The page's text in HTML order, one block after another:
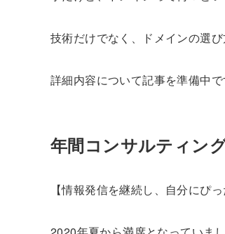
技術だけでなく、ドメインの選
詳細内容について記事を準備中で
年間コンサルティン
【情報発信を継続し、自分にぴ